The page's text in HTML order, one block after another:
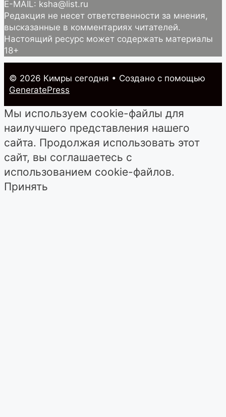
E-MAIL: ksha@list.ru
Редакция не несет ответственности за мнения,
высказанные в комментариях читателей.
Настоящий ресурс может содержать материалы
18+
© 2026 Кимры cегодня • Создано с помощью
GeneratePress
Мы используем cookie-файлы для
наилучшего представления нашего
сайта. Продолжая использовать этот
сайт, вы соглашаетесь с
использованием cookie-файлов.
Принять